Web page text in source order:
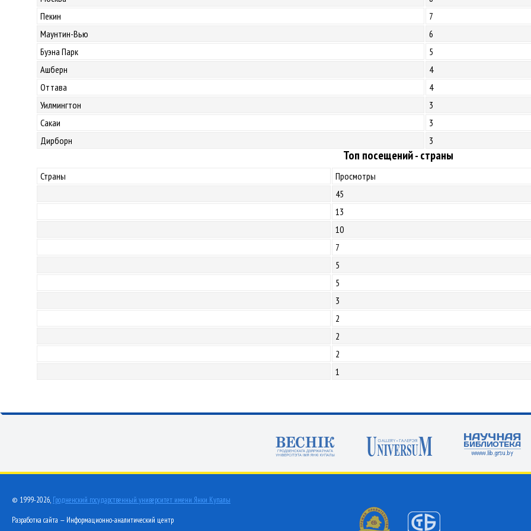
Пекин
7
Маунтин-Вью
6
Буэна Парк
5
Ашберн
4
Оттава
4
Уилмингтон
3
Сакаи
3
Дирборн
3
Топ посещений - страны
Страны
Просмотры
45
13
10
7
5
5
3
2
2
2
1
© 1999-2026, Гродненский государственный университет имени Янки Купалы
Разработка сайта — Информационно-аналитический центр